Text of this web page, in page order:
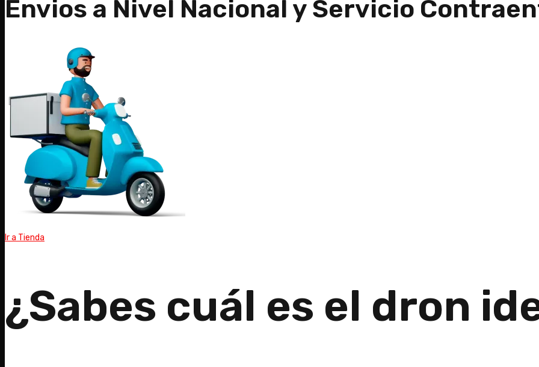
Envios a Nivel Nacional y Servicio
Ir a Tienda
¿Sabes cuál es el dron